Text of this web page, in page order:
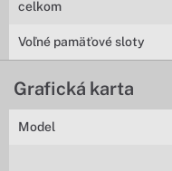
celkom
Voľné pamäťové sloty
Grafická karta
Model